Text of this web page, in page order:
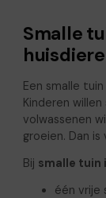
Smalle
Een smalle
Kinderen
volwassenen
groeien. Dan
Bij smalle tuin
één vrije